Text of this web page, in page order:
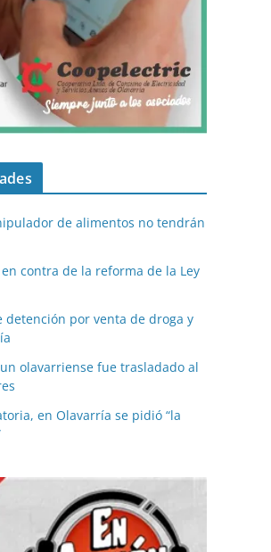
de alimentos no tendrán
contra de la reforma de la Ley
detención por venta de droga y
olavarriense fue trasladado al
en Olavarría se pidió “la